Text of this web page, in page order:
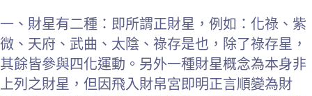
一、財星有二種：即所謂正財星，例如：化祿、紫
微、天府、武曲、太陰、祿存是也，除了祿存星，
其餘皆參與四化運動。另外一種財星概念為本身非
上列之財星，但因飛入財帛宮即明正言順變為財